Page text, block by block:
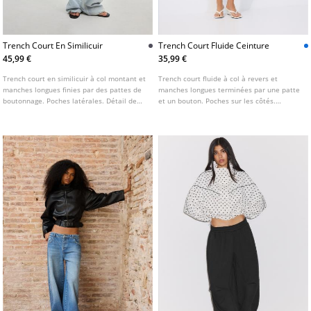
Trench Court En Similicuir
45,99 €
Trench court en similicuir à col montant et
manches longues finies par des pattes de
boutonnage. Poches latérales. Détail de
plusieurs coloris.
Trench Court Fluide Ceinture
35,99 €
Trench court fluide à col à revers et
manches longues terminées par une patte
et un bouton. Poches sur les côtés.